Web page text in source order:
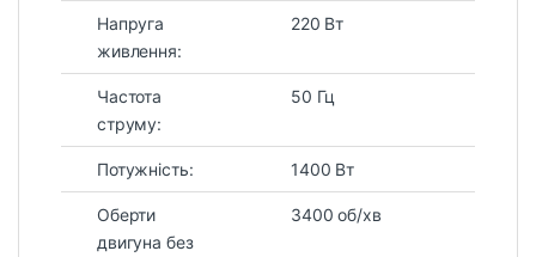
Напруга
живлення:
220 Вт
Частота
струму:
50 Гц
Потужність: 1400 Вт
Оберти
двигуна без
3400 об/хв